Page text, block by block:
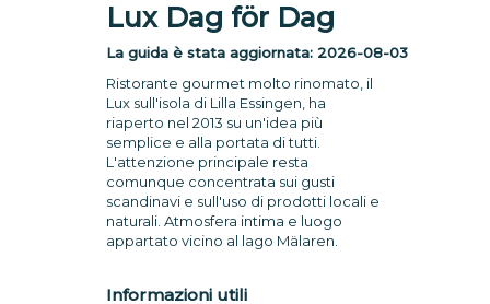
Lux Dag för Dag
La guida è stata aggiornata: 2026-08-03
Ristorante gourmet molto rinomato, il
Lux sull'isola di Lilla Essingen, ha
riaperto nel 2013 su un'idea più
semplice e alla portata di tutti.
L'attenzione principale resta
comunque concentrata sui gusti
scandinavi e sull'uso di prodotti locali e
naturali. Atmosfera intima e luogo
appartato vicino al lago Mälaren.
Informazioni utili